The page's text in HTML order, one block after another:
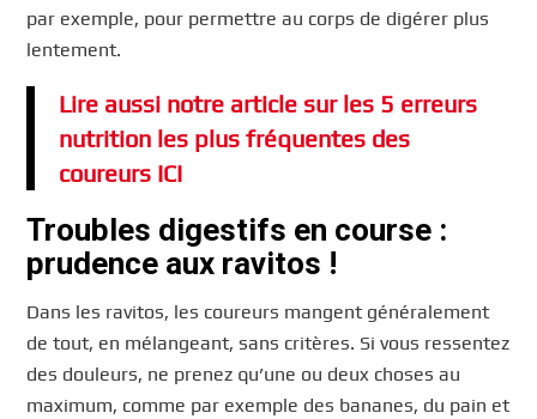
par exemple, pour permettre au corps de digérer plus
lentement.
Lire aussi notre article sur les 5 erreurs
nutrition les plus fréquentes des
coureurs ICI
Troubles digestifs en course :
prudence aux ravitos !
Dans les ravitos, les coureurs mangent généralement
de tout, en mélangeant, sans critères. Si vous ressentez
des douleurs, ne prenez qu’une ou deux choses au
maximum, comme par exemple des bananes, du pain et